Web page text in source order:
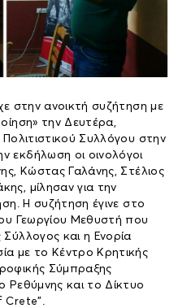
στην ανοικτή συζήτηση με
την Δευτέρα,
Συλλόγου στην
εκδήλωση οι οινολόγοι
Κώστας Γαλάνης, Στέλιος
μίλησαν για την
Η συζήτηση έγινε στο
Γεωργίου Μεθυστή που
και η Ενορία
με το Κέντρο Κρητικής
Σύμπραξης
Ρεθύμνης και το Δίκτυο
Crete”.